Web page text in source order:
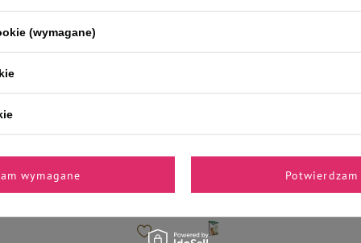
przez naszych
(wymagane)
wymagane